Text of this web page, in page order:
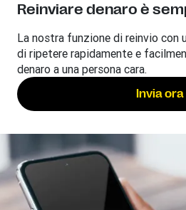
Reinviare denaro è
La nostra funzione di reinvio con
di ripetere rapidamente e
denaro a una persona cara.
Invia ora